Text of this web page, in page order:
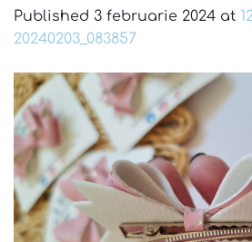
Published 3 februarie 2024 at
20240203_083857